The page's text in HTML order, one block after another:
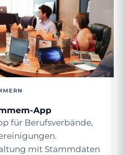
App
für Berufsverbände,
mit Stammdaten